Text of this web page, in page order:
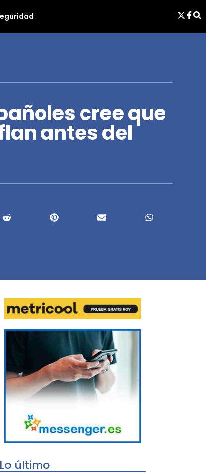
cree que
antes del
Lo último